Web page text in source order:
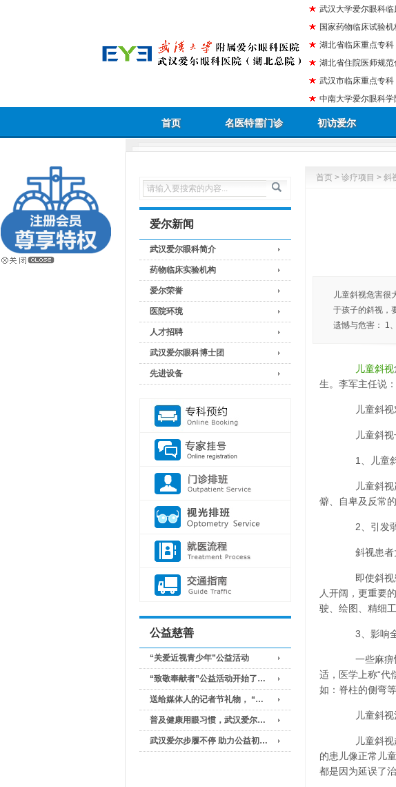
武汉大学爱尔眼科临
国家药物临床试验机
湖北省临床重点专科
湖北省住院医师规
武汉市临床重点专科
中南大学爱尔眼科
首页 名医特需门诊 初访爱尔
爱尔新闻
武汉爱尔眼科简介
药物临床实验机构
爱尔荣誉
医院环境
人才招聘
武汉爱尔眼科博士团
先进设备
公益慈善
“关爱近视青少年”公益活动
“致敬奉献者”公益活动开始了…
送给媒体人的记者节礼物， “…
普及健康用眼习惯，武汉爱尔…
武汉爱尔步履不停 助力公益初…
首页 > 诊疗项目 > 斜
儿童斜视危害很
于孩子的斜视，
遗憾与危害： 1
儿童斜视
生。李军主任说
儿童斜视
儿童斜视长
1、儿童斜
儿童斜视
僻、自卑及反常
2、引发
斜视患者大
即使斜视患
人开阔，更重要
驶、绘图、精细工
3、影响全
一些麻痹性
适，医学上称“代
如：脊柱的侧弯等
儿童斜视
儿童斜视越
的患儿像正常儿
都是因为延误了